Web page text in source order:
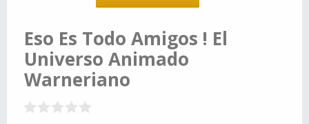
Eso Es Todo Amigos ! El
Universo Animado
Warneriano